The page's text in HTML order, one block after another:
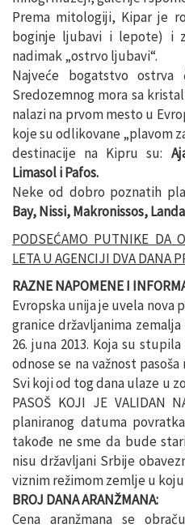
Prema mitologiji, Kipar je
boginje ljubavi i lepote) i
nadimak „ostrvo ljubavi“.
Najveće bogatstvo ostrva
Sredozemnog mora sa
nalazi na prvom mesto u
koje su odlikovane „plavom
destinacije na Kipru su:
Limasol i Pafos.
Neke od dobro poznatih
Bay, Nissi, Makronissos,
PODSEĆAMO PUTNIKE DA
LETA U AGENCIJI DVA DANA
RAZNE NAPOMENE I
Evropska unija je uvela nova
granice državljanima
26. juna 2013. Koja su
odnose se na važnost
Svi koji od tog dana ulaze u
PASOŠ KOJI JE VALIDAN
planiranog datuma
takođe ne sme da bude
nisu državljani Srbije
viznim režimom zemlje u
BROJ DANA ARANŽMANA:
Cena aranžmana se